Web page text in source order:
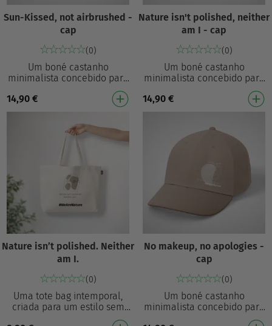
Sun-Kissed, not airbrushed -
cap
(0)
Um boné castanho
minimalista concebido para
um estilo diário sem esforço.
Com a frase “Sun-kissed, not
airbrushed,” num…
14,90€
Nature isn't polished, neither
am I - cap
(0)
Um boné castanho
minimalista concebido para
um estilo diário sem esforço.
Com um gráfico refinado em
14,90€
Nature isn’t polished. Neither
am I.
(0)
Uma tote bag intemporal,
criada para um estilo sem
esforço e para o uso diário.
No makeup, no apologies -
cap
(0)
Um boné castanho
minimalista concebido para
um estilo diário sem esforço.